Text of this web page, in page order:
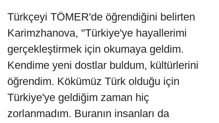
Türkçeyi TÖMER'de öğrendiğini belirten
Karimzhanova, "Türkiye'ye hayallerimi
gerçekleştirmek için okumaya geldim.
Kendime yeni dostlar buldum, kültürlerini
öğrendim. Kökümüz Türk olduğu için
Türkiye'ye geldiğim zaman hiç
zorlanmadım. Buranın insanları da